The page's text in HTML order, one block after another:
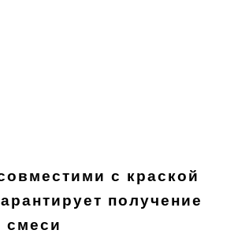
с краской
получение
смеси